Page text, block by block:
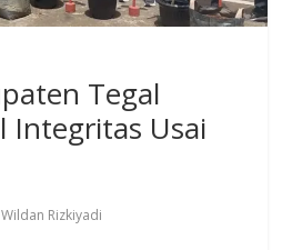
Tegal
Integritas Usai
Rizkiyadi